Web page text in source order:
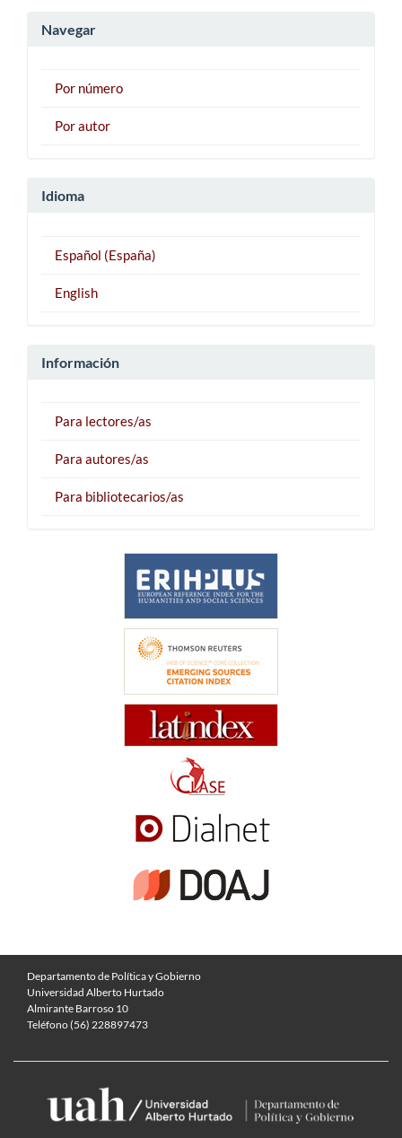
Navegar
Por número
Por autor
Idioma
Español (España)
English
Información
Para lectores/as
Para autores/as
Para bibliotecarios/as
Departamento de Política y Gobierno
Universidad Alberto Hurtado
Almirante Barroso 10
Teléfono (56) 228897473